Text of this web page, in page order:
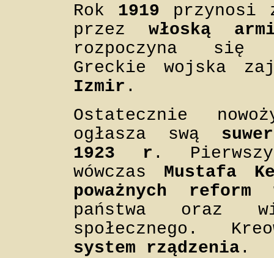
Rok 1919 przynosi
przezwłoską
rozpoczyna
Greckie wojska
Izmir .
Ostatecznie
ogłasza swą
1923 r .
wówczas Mustafa
poważnych reform
państwa oraz
społecznego.
system rządzenia.